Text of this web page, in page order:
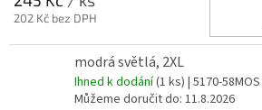
202 Kč bez DPH
modrá světlá, 2XL
Ihned k dodání(1 ks) | 5170-58MOS
Můžeme doručit do: 11.8.2026